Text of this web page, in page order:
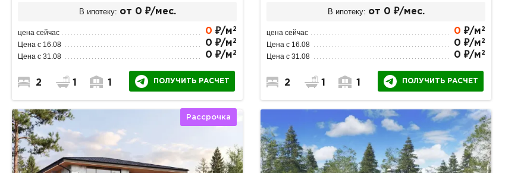
В ипотеку: от 0 ₽/мес.
цена сейчас 0 ₽/м 2
Цена с 16.08 0 ₽/м 2
Цена с 31.08 0 ₽/м 2
2 1 1 ПОЛУЧИТЬ РАСЧЕТ
В ипотеку: от 0 ₽/мес.
цена сейчас 0 ₽/м 2
Цена с 16.08 0 ₽/м 2
Цена с 31.08 0 ₽/м 2
2 1 1 ПОЛУЧИТЬ РАСЧЕТ
Рассрочка